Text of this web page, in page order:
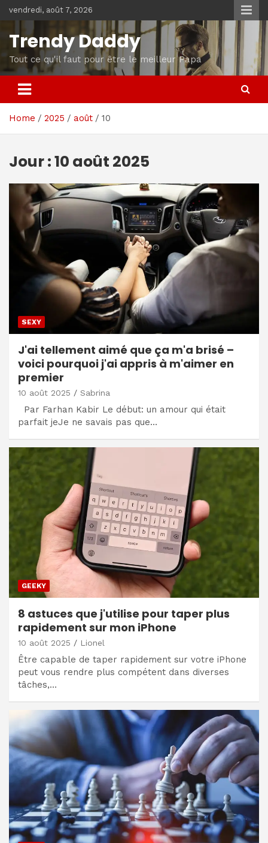
to
content
vendredi, août 7, 2026
Trendy Daddy
Tout ce qu'il faut pour être le meilleur Papa
Home 2025 août 10
Jour :10 août 2025
SEXY
J'ai tellement aimé que ça m'a brisé –
voici pourquoi j'ai appris à m'aimer en
premier
10 août 2025 Sabrina
Par Farhan Kabir Le début: un amour qui était
parfait jeJe ne savais pas que…
GEEKY
8 astuces que j'utilise pour taper plus
rapidement sur mon iPhone
10 août 2025 Lionel
Être capable de taper rapidement sur votre iPhone
peut vous rendre plus compétent dans diverses
tâches,…